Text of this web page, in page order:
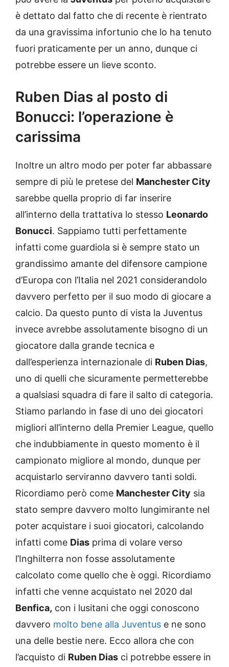
è dettato dal fatto che di recente è rientrato
da una gravissima infortunio che lo ha tenuto
fuori praticamente per un anno, dunque ci
potrebbe essere un lieve sconto.
Ruben Dias al posto di
Bonucci: l’operazione è
carissima
Inoltre un altro modo per poter far abbassare
sempre di più le pretese del Manchester City
sarebbe quella proprio di far inserire
all’interno della trattativa lo stesso Leonardo
Bonucci. Sappiamo tutti perfettamente
infatti come guardiola si è sempre stato un
grandissimo amante del difensore campione
d’Europa con l’Italia nel 2021 considerandolo
davvero perfetto per il suo modo di giocare a
calcio. Da questo punto di vista la Juventus
invece avrebbe assolutamente bisogno di un
giocatore dalla grande tecnica e
dall’esperienza internazionale di Ruben Dias,
uno di quelli che sicuramente permetterebbe
a qualsiasi squadra di fare il salto di categoria.
Stiamo parlando in fase di uno dei giocatori
migliori all’interno della Premier League, quello
che indubbiamente in questo momento è il
campionato migliore al mondo, dunque per
acquistarlo serviranno davvero tanti soldi.
Ricordiamo però come Manchester City sia
stato sempre davvero molto lungimirante nel
poter acquistare i suoi giocatori, calcolando
infatti come Dias prima di volare verso
l’Inghilterra non fosse assolutamente
calcolato come quello che è oggi. Ricordiamo
infatti che venne acquistato nel 2020 dal
Benfica, con i lusitani che oggi conoscono
davvero molto bene alla Juventus e ne sono
una delle bestie nere. Ecco allora che con
l’acquisto di Ruben Dias ci potrebbe essere in